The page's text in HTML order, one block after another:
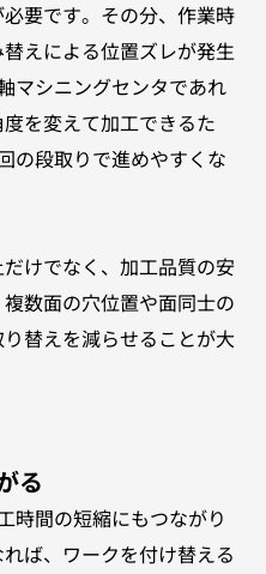
要です。その分、作業時
えによる位置ズレが発生
マシニングセンタであれ
を変えて加工できるた
の段取りで進めやすくな
けでなく、加工品質の安
数面の穴位置や面同士の
替えを減らせることが大
る
時間の短縮にもつながり
ば、ワークを付け替える